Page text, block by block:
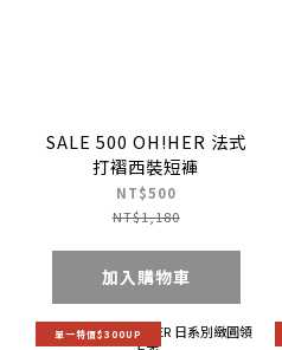
SALE 500 OH!HER 法式
打褶西裝短褲
NT$500
NT$1,180
加入購物車
單一特價$300UP